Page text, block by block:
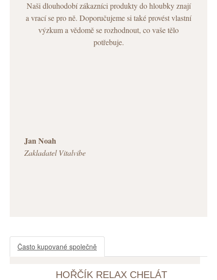
Naši dlouhodobí zákazníci produkty do hloubky znají
a vrací se pro ně. Doporučujeme si také provést vlastní
výzkum a vědomě se rozhodnout, co vaše tělo
potřebuje.
Jan Noah
Zakladatel Vitalvibe
Často kupované společně
HOŘČÍK RELAX CHELÁT